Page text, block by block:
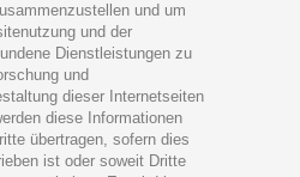
und um
und der
Dienstleistungen zu
und
dieser Internetseiten
diese Informationen
übertragen, sofern dies
ist oder soweit Dritte